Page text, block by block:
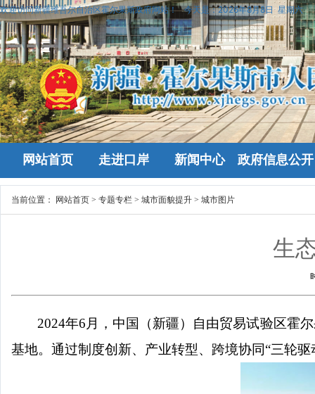
欢迎访问新疆维吾尔自治区霍尔果斯政府网站！ 今天是：2026年8月8日 星期六
网站首页 走进口岸 新闻中心 政府信息公开
当前位置： 网站首页 > 专题专栏 > 城市面貌提升 > 城市图片
生
2024年6月，中国（新疆）自由贸易试验区霍
基地。通过制度创新、产业转型、跨境协同“三轮